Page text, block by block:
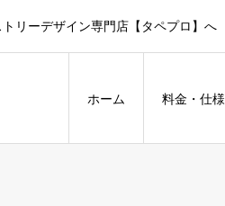
リーデザイン専門店【タペプロ】へ
ホーム 料金・仕様